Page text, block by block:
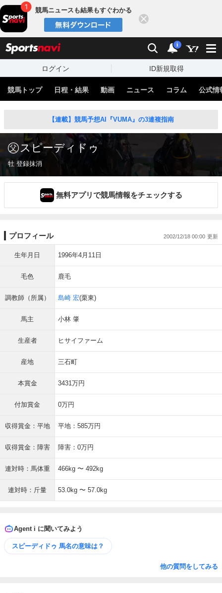
競馬ニュースも結果もすぐわかる
検索 通知
i
ログイン ID新規取得
競馬トップ 日程・結果 動画 ニュース コラム 公式情
【連載】競馬予想AI『VUMA』の3連複指南
スピーディドゥ
牡 登録抹消
無料アプリで競馬情報をチェックする
プロフィール 2002/12/18 00:00
生年月日 1996年4月11日
毛色 鹿毛
調教師（所属） 島崎 宏(栗東)
馬主 小林 肇
生産者 ヒサイファーム
産地 三石町
本賞金 3431万円
付加賞金 0万円
収得賞金：平地 平地：585万円
収得賞金：障害 障害：0万円
連対時：馬体重 466kg 〜 492kg
連対時：斤量 53.0kg 〜 57.0kg
Agent i に聞いてみよう
スピーディドゥ 馬名の意味は？
他の質問をしてみる